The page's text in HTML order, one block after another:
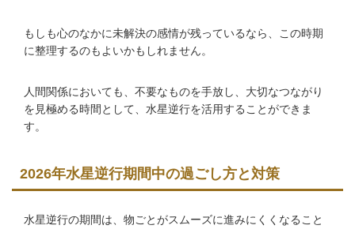
もしも心のなかに未解決の感情が残っているなら、この時期
に整理するのもよいかもしれません。
人間関係においても、不要なものを手放し、大切なつながり
を見極める時間として、水星逆行を活用することができま
す。
2026年水星逆行期間中の過ごし方と対策
水星逆行の期間は、物ごとがスムーズに進みにくくなること